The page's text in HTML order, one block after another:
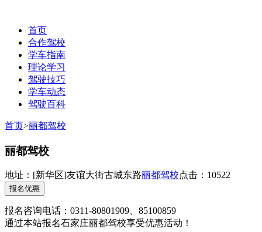
首页
合作驾校
学车指南
理论学习
驾驶技巧
学车动态
驾驶百科
首页>丽都驾校
丽都驾校
地址： [新华区]友谊大街古城东路丽都驾校点击：10522
报名优惠
报名咨询电话：0311-80801909、85100859
通过本站报名石家庄丽都驾校享受优惠活动！